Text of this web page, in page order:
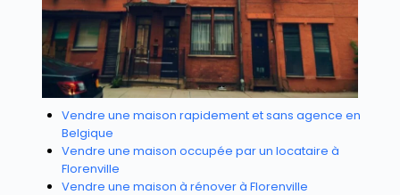
Vendre une maison rapidement et sans agence en
Belgique
Vendre une maison occupée par un locataire à
Florenville
Vendre une maison à rénover à Florenville